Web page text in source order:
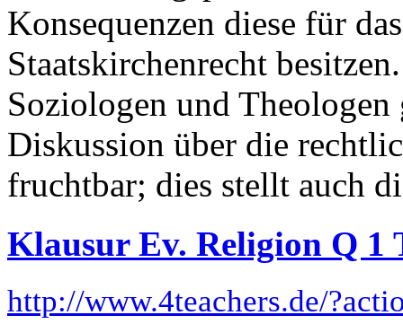
Konsequenzen diese für
Staatskirchenrecht
Soziologen und
Diskussion über die
fruchtbar; dies stellt auch
Klausur Ev. Religion Q 1
http://www.4teachers.de/